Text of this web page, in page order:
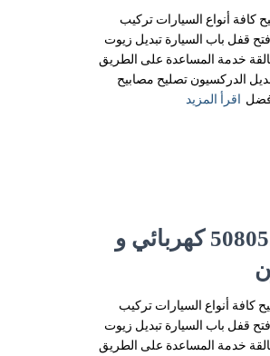
كافة أنواع السيارات تركيب
قفل باب السيارة تبديل زيوت
خدمة المساعدة على الطريق
الدركسيون تصليح مصابيح
اقرأ المزيد
بنشر متنقل العيون 50805535‬ كهربائي و
كافة أنواع السيارات تركيب
قفل باب السيارة تبديل زيوت
خدمة المساعدة على الطريق